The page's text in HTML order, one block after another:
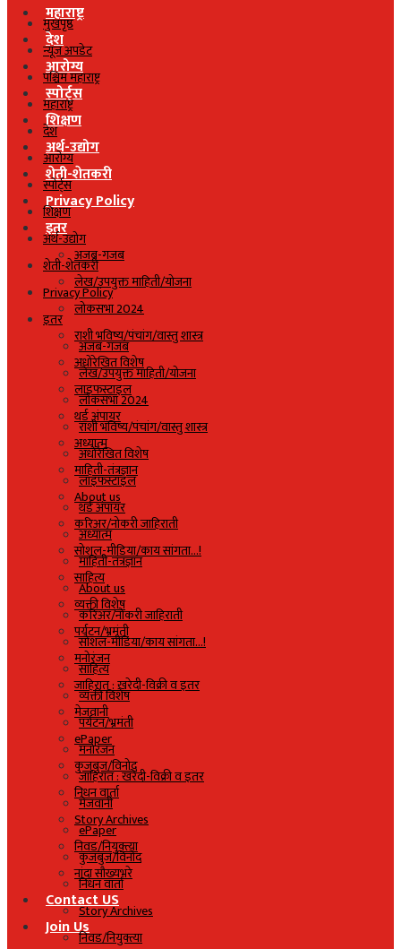
महाराष्ट्र
देश
आरोग्य
स्पोर्ट्स
शिक्षण
अर्थ-उद्योग
शेती-शेतकरी
Privacy Policy
इतर
अजब-गजब
लेख/उपयुक्त माहिती/योजना
लोकसभा 2024
राशी भविष्य/पंचांग/वास्तु शास्त्र
अधोरेखित विशेष
लाइफस्टाइल
थर्ड अंपायर
अध्यात्म
माहिती-तंत्रज्ञान
About us
करिअर/नोकरी जाहिराती
सोशल-मीडिया/काय सांगता…!
साहित्य
व्यक्ती विशेष
पर्यटन/भ्रमंती
मनोरंजन
जाहिरात : खरेदी-विक्री व इतर
मेजवानी
ePaper
कुजबुज/विनोद
निधन वार्ता
Story Archives
निवड/नियुक्त्या
नांदा सौख्यभरे
Contact US
Join Us
मुखपृष्ठ
न्यूज अपडेट
पश्चिम महाराष्ट्र
महाराष्ट्र
देश
आरोग्य
स्पोर्ट्स
शिक्षण
अर्थ-उद्योग
शेती-शेतकरी
Privacy Policy
इतर
अजब-गजब
लेख/उपयुक्त माहिती/योजना
लोकसभा 2024
राशी भविष्य/पंचांग/वास्तु शास्त्र
अधोरेखित विशेष
लाइफस्टाइल
थर्ड अंपायर
अध्यात्म
माहिती-तंत्रज्ञान
About us
करिअर/नोकरी जाहिराती
सोशल-मीडिया/काय सांगता…!
साहित्य
व्यक्ती विशेष
पर्यटन/भ्रमंती
मनोरंजन
जाहिरात : खरेदी-विक्री व इतर
मेजवानी
ePaper
कुजबुज/विनोद
निधन वार्ता
Story Archives
निवड/नियुक्त्या